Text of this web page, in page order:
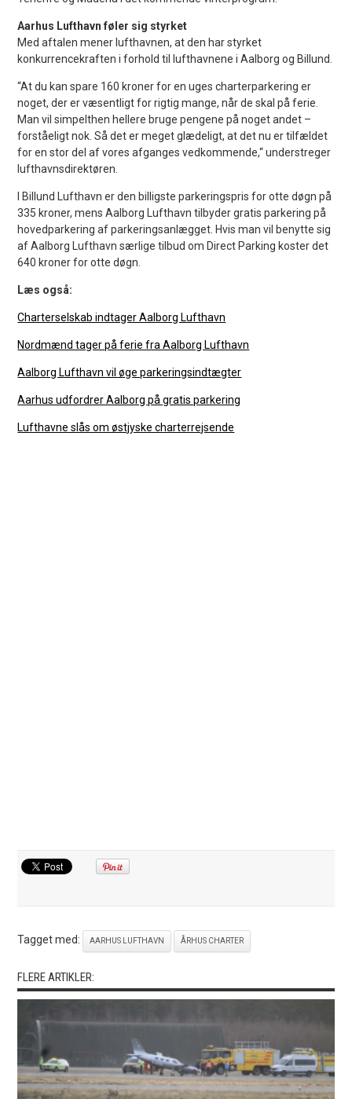
Aarhus Lufthavn føler sig styrket
Med aftalen mener lufthavnen, at den har styrket
konkurrencekraften i forhold til lufthavnene i Aalborg og Billund.
“At du kan spare 160 kroner for en uges charterparkering er
noget, der er væsentligt for rigtig mange, når de skal på ferie.
Man vil simpelthen hellere bruge pengene på noget andet –
forståeligt nok. Så det er meget glædeligt, at det nu er tilfældet
for en stor del af vores afganges vedkommende,“ understreger
lufthavnsdirektøren.
I Billund Lufthavn er den billigste parkeringspris for otte døgn på
335 kroner, mens Aalborg Lufthavn tilbyder gratis parkering på
hovedparkering af parkeringsanlægget. Hvis man vil benytte sig
af Aalborg Lufthavn særlige tilbud om Direct Parking koster det
640 kroner for otte døgn.
Læs også:
Charterselskab indtager Aalborg Lufthavn
Nordmænd tager på ferie fra Aalborg Lufthavn
Aalborg Lufthavn vil øge parkeringsindtægter
Aarhus udfordrer Aalborg på gratis parkering
Lufthavne slås om østjyske charterrejsende
Tagget med: AARHUS LUFTHAVN ÅRHUS CHARTER
FLERE ARTIKLER: